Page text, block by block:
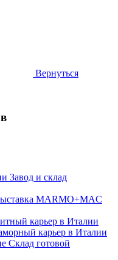
Вернуться
Завод и склад
MARMO+MAC
карьер в Италии
карьер в Италии
Склад готовой